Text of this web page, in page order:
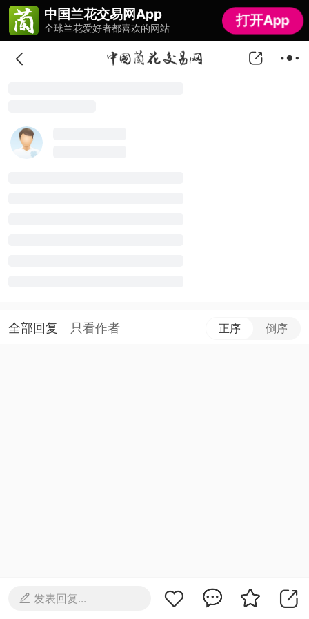
中国兰花交易网App
全球兰花爱好者都喜欢的网站 打开App
中国兰花交易网App
全球兰花爱好者都喜欢的网站 打开App
全部回复 只看作者 正序 倒序
发表回复...